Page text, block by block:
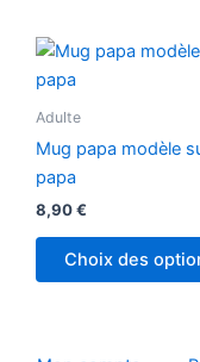
Adulte
Mug papa modèle
papa
8,90€
Choix des